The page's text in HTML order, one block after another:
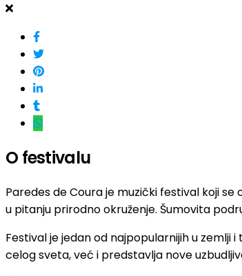
O festivalu
Paredes de Coura je muzički festival koji
u pitanju prirodno okruženje. Šumovita
Festival je jedan od najpopularnijih u
celog sveta, već i predstavlja nove